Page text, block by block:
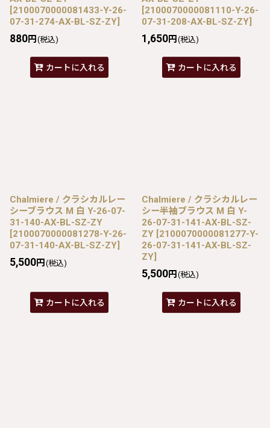
[2100070000081433-Y-26-
07-31-274-AX-BL-SZ-ZY]
880円 (税込)
カートに入れる
[2100070000081110-Y-26-
07-31-208-AX-BL-SZ-ZY]
1,650円 (税込)
カートに入れる
Chalmiere / クラシカルレー
シーブラウス M 白 Y-26-07-
31-140-AX-BL-SZ-ZY
[2100070000081278-Y-26-
07-31-140-AX-BL-SZ-ZY]
5,500円 (税込)
カートに入れる
Chalmiere / クラシカルレー
シー半袖ブラウス M 白 Y-
26-07-31-141-AX-BL-SZ-
ZY [2100070000081277-Y-
26-07-31-141-AX-BL-SZ-
ZY]
5,500円 (税込)
カートに入れる